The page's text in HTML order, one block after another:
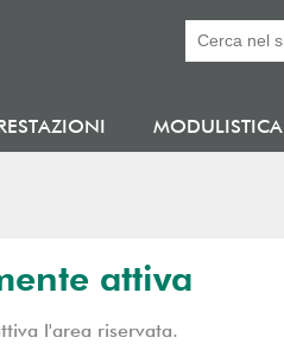
MODULISTICA
attiva
l'area riservata.